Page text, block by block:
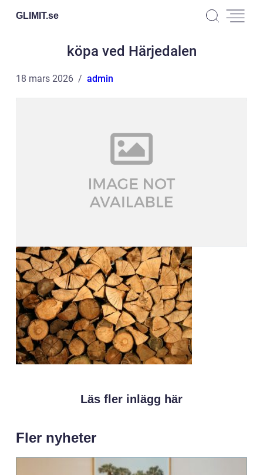
GLIMIT.se
köpa ved Härjedalen
18 mars 2026 admin
Läs fler inlägg här
Fler nyheter